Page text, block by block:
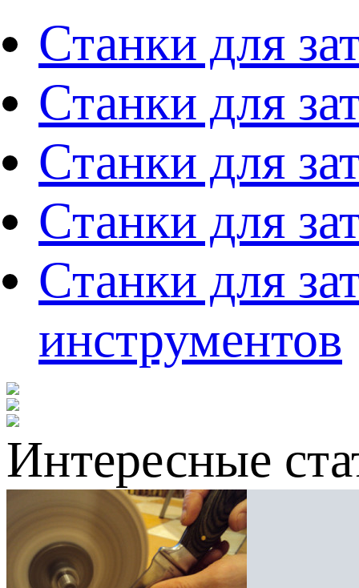
Станки для
Станки для
Станки для
Станки для
Станки для
инструментов
Интересные